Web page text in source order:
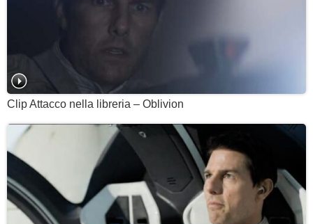
Clip Attacco nella libreria – Oblivion